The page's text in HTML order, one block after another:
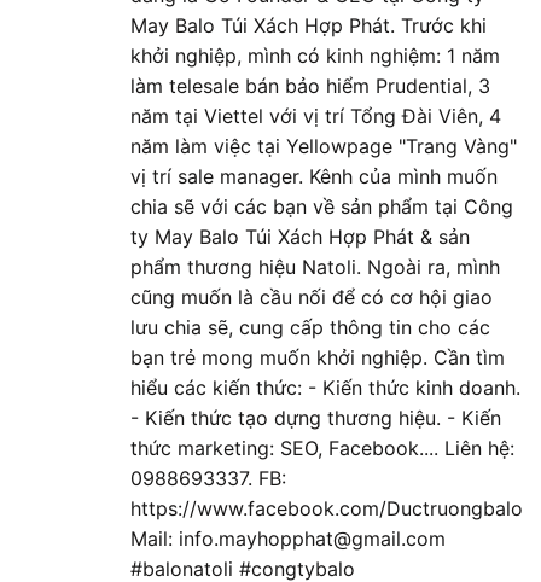
May Balo Túi Xách Hợp Phát. Trước khi
khởi nghiệp, mình có kinh nghiệm: 1 năm
làm telesale bán bảo hiểm Prudential, 3
năm tại Viettel với vị trí Tổng Đài Viên, 4
năm làm việc tại Yellowpage "Trang Vàng"
vị trí sale manager. Kênh của mình muốn
chia sẽ với các bạn về sản phẩm tại Công
ty May Balo Túi Xách Hợp Phát & sản
phẩm thương hiệu Natoli. Ngoài ra, mình
cũng muốn là cầu nối để có cơ hội giao
lưu chia sẽ, cung cấp thông tin cho các
bạn trẻ mong muốn khởi nghiệp. Cần tìm
hiểu các kiến thức: - Kiến thức kinh doanh.
- Kiến thức tạo dựng thương hiệu. - Kiến
thức marketing: SEO, Facebook.... Liên hệ:
0988693337. FB:
https://www.facebook.com/Ductruongbalo
Mail: info.mayhopphat@gmail.com
#balonatoli #congtybalo